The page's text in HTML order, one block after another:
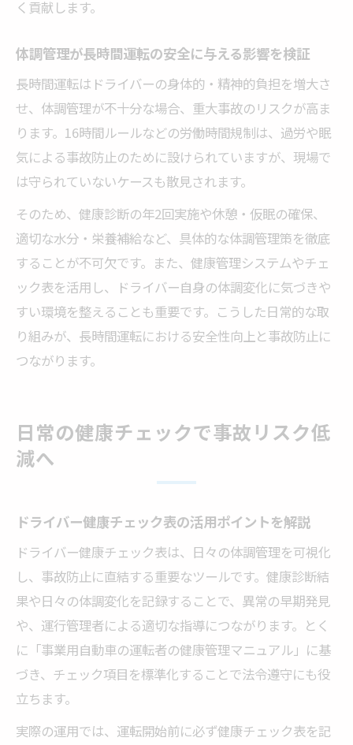
方法
健康診断結果をもとにした再発防止策の立
て方
く貢献します。
体調管理が長時間運転の安全に与える影響を検証
長時間運転はドライバーの身体的・精神的負担を増大さ
せ、体調管理が不十分な場合、重大事故のリスクが高ま
ります。16時間ルールなどの労働時間規制は、過労や眠
気による事故防止のために設けられていますが、現場で
は守られていないケースも散見されます。
そのため、健康診断の年2回実施や休憩・仮眠の確保、
適切な水分・栄養補給など、具体的な体調管理策を徹底
することが不可欠です。また、健康管理システムやチェ
ック表を活用し、ドライバー自身の体調変化に気づきや
すい環境を整えることも重要です。こうした日常的な取
り組みが、長時間運転における安全性向上と事故防止に
つながります。
日常の健康チェックで事故リスク低
減へ
ドライバー健康チェック表の活用ポイントを解説
ドライバー健康チェック表は、日々の体調管理を可視化
し、事故防止に直結する重要なツールです。健康診断結
果や日々の体調変化を記録することで、異常の早期発見
や、運行管理者による適切な指導につながります。とく
に「事業用自動車の運転者の健康管理マニュアル」に基
づき、チェック項目を標準化することで法令遵守にも役
立ちます。
実際の運用では、運転開始前に必ず健康チェック表を記